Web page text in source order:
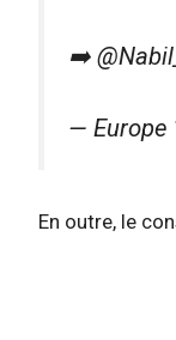
➡️
— Europe
En outre, le